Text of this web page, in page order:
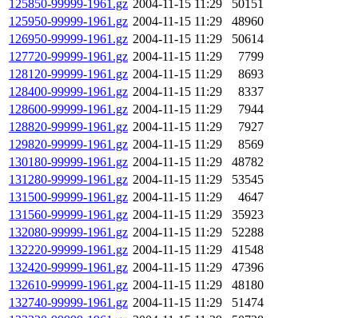
125850-99999-1961.gz 2004-11-15 11:29
50151
125950-99999-1961.gz 2004-11-15 11:29
48960
126950-99999-1961.gz 2004-11-15 11:29
50614
127720-99999-1961.gz 2004-11-15 11:29
7799
128120-99999-1961.gz 2004-11-15 11:29
8693
128400-99999-1961.gz 2004-11-15 11:29
8337
128600-99999-1961.gz 2004-11-15 11:29
7944
128820-99999-1961.gz 2004-11-15 11:29
7927
129820-99999-1961.gz 2004-11-15 11:29
8569
130180-99999-1961.gz 2004-11-15 11:29
48782
131280-99999-1961.gz 2004-11-15 11:29
53545
131500-99999-1961.gz 2004-11-15 11:29
4647
131560-99999-1961.gz 2004-11-15 11:29
35923
132080-99999-1961.gz 2004-11-15 11:29
52288
132220-99999-1961.gz 2004-11-15 11:29
41548
132420-99999-1961.gz 2004-11-15 11:29
47396
132610-99999-1961.gz 2004-11-15 11:29
48180
132740-99999-1961.gz 2004-11-15 11:29
51474